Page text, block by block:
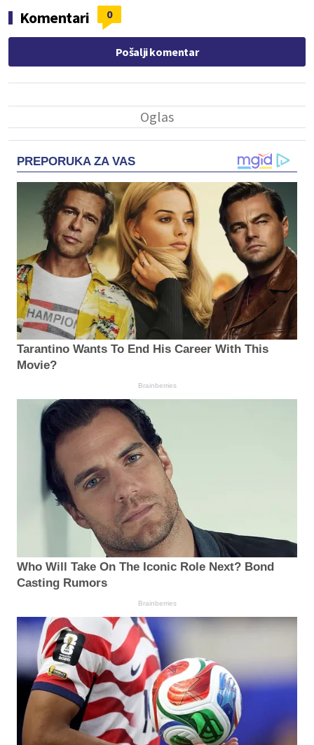
Komentari 0
Pošalji komentar
PREPORUKA ZA VAS
Tarantino Wants To End His Career With This
Movie?
Brainberries
Who Will Take On The Iconic Role Next? Bond
Casting Rumors
Brainberries